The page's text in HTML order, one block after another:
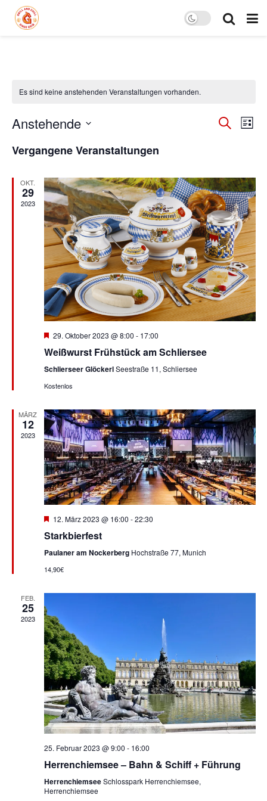
Es sind keine anstehenden Veranstaltungen vorhanden.
SucheListe
Anstehende
wählen.
Vergangene Veranstaltungen
OKT.
29
2023
Hervorgehoben
29. Oktober 2023 @ 8:00 - 17:00
Weißwurst Frühstück am Schliersee
Schlierseer GlöckerlSeestraße 11, Schliersee
Kostenlos
MÄRZ
12
2023
Hervorgehoben
12. März 2023 @ 16:00 -22:30
Starkbierfest
Paulaner am Nockerberg Hochstraße 77, Munich
14,90€
FEB.
25
2023
25. Februar 2023 @ 9:00 - 16:00
Herrenchiemsee – Bahn & Schiff + Führung
HerrenchiemseeSchlosspark Herrenchiemsee,
Herrenchiemsee